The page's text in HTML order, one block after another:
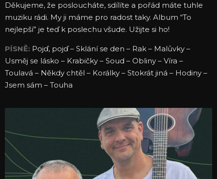
Děkujeme, že posloucháte, sdílíte a pořád máte tuhle
muziku rádi. My ji máme pro radost taky. Album “To
nejlepší” je teď k poslechu všude. Užijte si ho!
PÍSNĚ: Pojď, pojď – Sklání se den – Rak – Malůvky –
Usměj se lásko – Krabičky – Soud – Obliny – Víra –
Toulavá – Někdy chtěl – Korálky – Stokrát jiná – Hodiny –
Jsem sám – Touha